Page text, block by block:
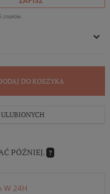
znaków.
DO KOSZYKA
PÓŹNIEJ. ?
W 24H